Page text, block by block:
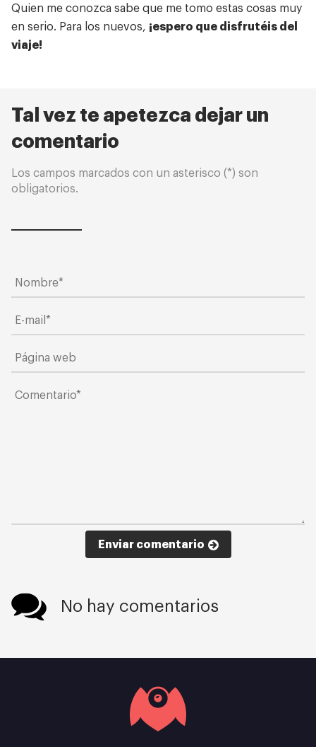
Quien me conozca sabe que me tomo estas cosas muy
en serio. Para los nuevos, ¡espero que disfrutéis del
viaje!
Tal vez te apetezca dejar un
comentario
Los campos marcados con un asterisco (*) son
obligatorios.
Enviar comentario
No hay comentarios